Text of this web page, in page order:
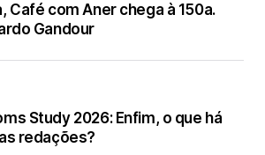
Café com Aner chega à 150a.
Gandour
Study 2026: Enfim, o que há
redações?